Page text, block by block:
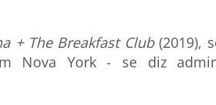
+ The Breakfast Club(2019),
Nova York - se diz